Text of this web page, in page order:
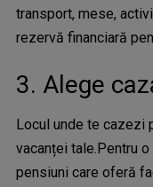
transport, mese,
rezervă financiară
3. Alege
Locul unde te cazezi
vacanței tale.Pentru
pensiuni care oferă